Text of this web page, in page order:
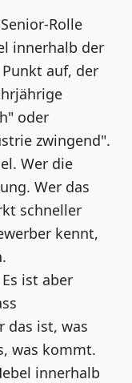
Rolle
innerhalb der
auf, der
oder
zwingend".
Wer die
Wer das
schneller
kennt,
ist aber
das ist, was
was kommt.
innerhalb